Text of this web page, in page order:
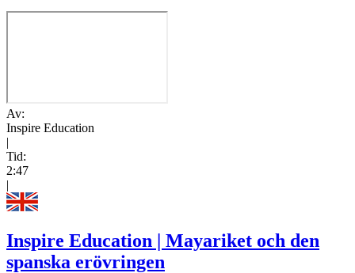
Av:
Inspire Education
|
Tid:
2:47
|
Inspire Education | Mayariket och den
spanska erövringen